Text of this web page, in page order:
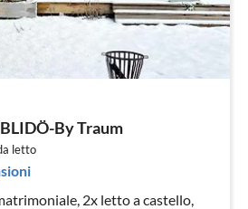
By Traum
letto
2x letto a castello,